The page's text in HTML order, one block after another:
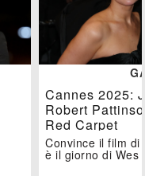
Cannes 2025:
Robert
Red Carpet
Convince il film di
è il giorno di Wes